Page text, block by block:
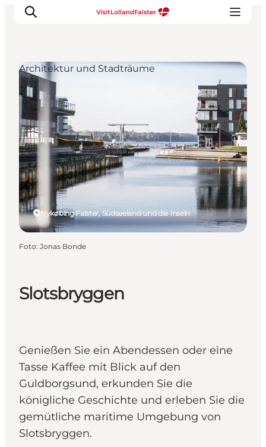
Natur und Outdoor
Familienurlaub
Kultur
Gastronomie
Urlaubsplaner
Slotsbryggen
Genießen Sie ein Abendessen oder eine
Tasse Kaffee mit Blick auf den
Guldborgsund, erkunden Sie die
königliche Geschichte und erleben Sie die
gemütliche maritime Umgebung von
Slotsbryggen.
Nykøbing Falster, Südseeland und die Inseln
Architektur und Stadträume
Foto: Jonas Bonde